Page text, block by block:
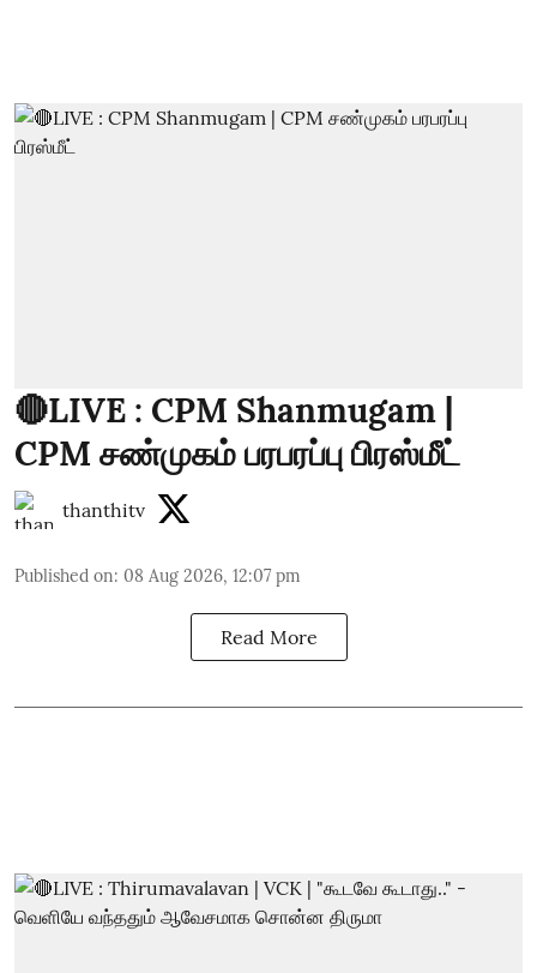
🔴LIVE : CPM Shanmugam |
CPM சண்முகம் பரபரப்பு பிரஸ்மீட்
thanthitv
Published on: 08 Aug 2026, 12:07 pm
Read More